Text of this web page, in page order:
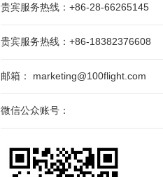
贵宾服务热线：+86-28-66265145
贵宾服务热线：+86-18382376608
邮箱： marketing@100flight.com
微信公众账号：